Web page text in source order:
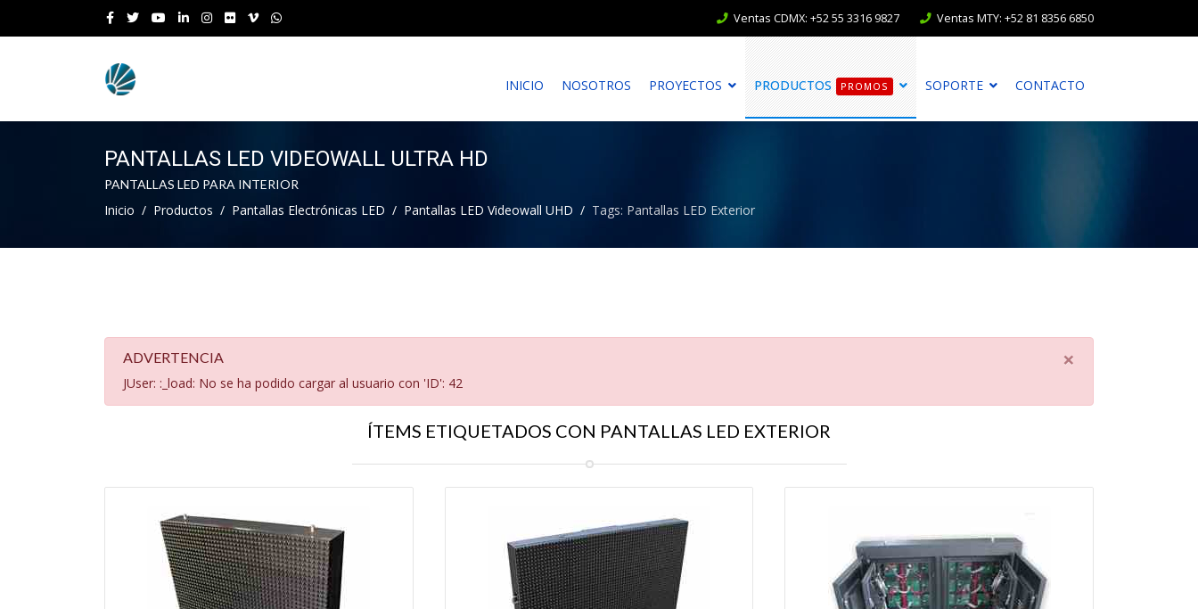
Ventas CDMX: +52 55 3316 9827 Ventas MTY: +52 81 8356 6850
INICIO NOSOTROS PROYECTOS PRODUCTOS PROMOS SOPORTE CONTACTO
PANTALLAS LED VIDEOWALL ULTRA HD
PANTALLAS LED PARA INTERIOR
Inicio Productos Pantallas Electrónicas LED Pantallas LED Videowall UHD Tags: Pantallas LED Exterior
×
ADVERTENCIA
JUser: :_load: No se ha podido cargar al usuario con 'ID': 42
ÍTEMS ETIQUETADOS CON PANTALLAS LED EXTERIOR